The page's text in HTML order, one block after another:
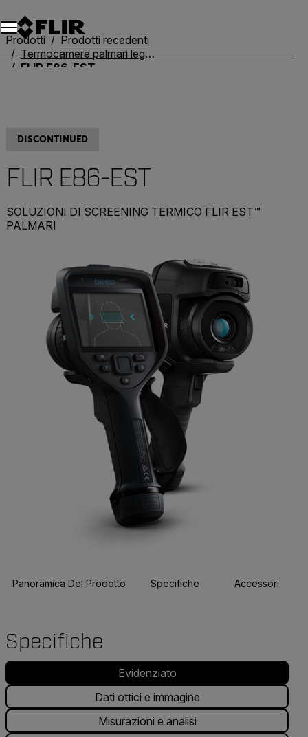
Unread messages
Modello
Rimuovi
articoli
articolo
Aggiungi al carrello
Aggiunto al carrello
Prodotti
Prodotti recedenti
Termocamere palmari legacy
FLIR E86-EST
DISCONTINUED
FLIR E86-EST
SOLUZIONI DI SCREENING TERMICO FLIR EST™
PALMARI
Panoramica Del Prodotto Specifiche Accessori
Specifiche
Evidenziato
Dati ottici e immagine
Misurazioni e analisi